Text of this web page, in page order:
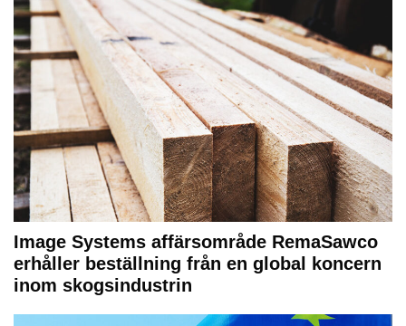
Image Systems affärsområde RemaSawco
erhåller beställning från en global koncern
inom skogsindustrin